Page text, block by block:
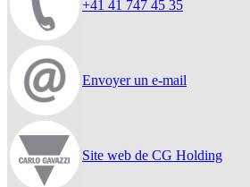
+41 41 747 45 35
Envoyer un e-mail
Site web de CG Holding